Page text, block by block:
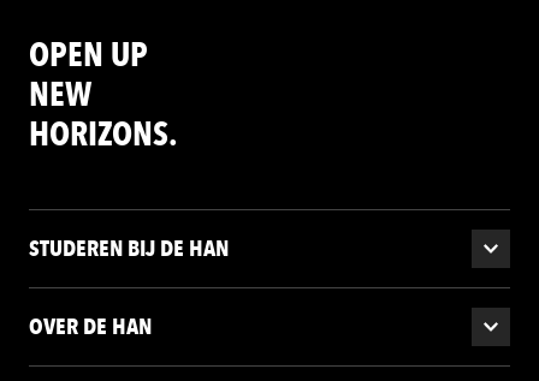
OPEN UP
NEW
HORIZONS.
STUDEREN BIJ DE HAN
OVER DE HAN